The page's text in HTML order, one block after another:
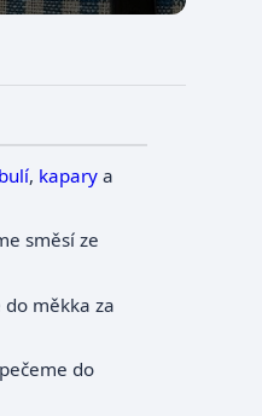
, kaparya
směsí ze
měkka za
do